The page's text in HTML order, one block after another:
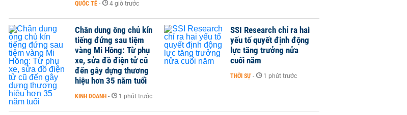
QUỐC TẾ - 4 giờ trước
Chân dung ông chủ kín
tiếng đứng sau tiệm
vàng Mi Hồng: Từ phụ
xe, sửa đồ điện tử cũ
đến gây dựng thương
hiệu hơn 35 năm tuổi
KINH DOANH - 1 phút trước
SSI Research chỉ ra hai
yếu tố quyết định động
lực tăng trưởng nửa
cuối năm
THỜI SỰ - 1 phút trước